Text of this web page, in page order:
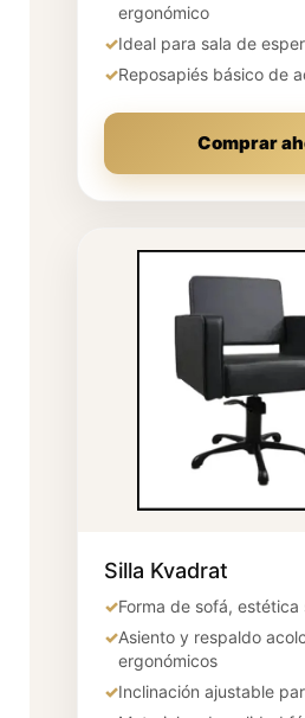
ergonómico
✓Ideal para sala de
✓Reposapiés básico de
Comprar
Silla Kvadrat
✓Forma de sofá,
✓Asiento y respaldo
ergonómicos
✓Inclinación ajustable